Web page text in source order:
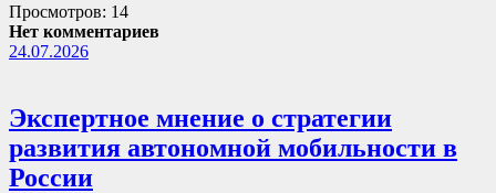
Просмотров: 14
Нет комментариев
24.07.2026
Экспертное мнение о стратегии
развития автономной мобильности в
России